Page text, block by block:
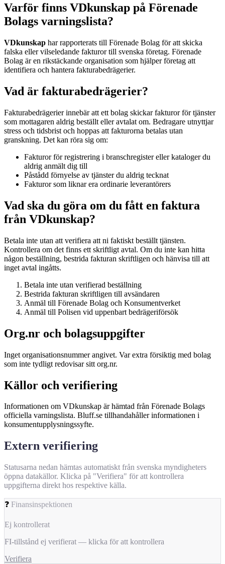
Varför finns VDkunskap på Förenade
Bolags varningslista?
VDkunskap har rapporterats till Förenade Bolag för att skicka
falska eller vilseledande fakturor till svenska företag. Förenade
Bolag är en rikstäckande organisation som hjälper företag att
identifiera och hantera fakturabedrägerier.
Vad är fakturabedrägerier?
Fakturabedrägerier innebär att ett bolag skickar fakturor för tjänster
som mottagaren aldrig beställt eller avtalat om. Bedragare utnyttjar
stress och tidsbrist och hoppas att fakturorna betalas utan
granskning. Det kan röra sig om:
Fakturor för registrering i branschregister eller kataloger du
aldrig anmält dig till
Påstådd förnyelse av tjänster du aldrig tecknat
Fakturor som liknar era ordinarie leverantörers
Vad ska du göra om du fått en faktura
från VDkunskap?
Betala inte utan att verifiera att ni faktiskt beställt tjänsten.
Kontrollera om det finns ett skriftligt avtal. Om du inte kan hitta
någon beställning, bestrida fakturan skriftligen och hänvisa till att
inget avtal ingåtts.
Betala inte utan verifierad beställning
Bestrida fakturan skriftligen till avsändaren
Anmäl till Förenade Bolag och Konsumentverket
Anmäl till Polisen vid uppenbart bedrägeriförsök
Org.nr och bolagsuppgifter
Inget organisationsnummer angivet. Var extra försiktig med bolag
som inte tydligt redovisar sitt org.nr.
Källor och verifiering
Informationen om VDkunskap är hämtad från Förenade Bolags
officiella varningslista. Bluff.se tillhandahåller informationen i
konsumentupplysningssyfte.
Extern verifiering
Statusarna nedan hämtas automatiskt från svenska myndigheters
öppna datakällor. Klicka på "Verifiera" för att kontrollera
uppgifterna direkt hos respektive källa.
❓ Finansinspektionen
Ej kontrollerat
FI-tillstånd ej verifierat — klicka för att kontrollera
Verifiera